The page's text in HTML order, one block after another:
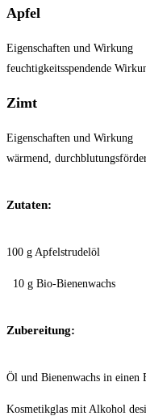
Apfel
Eigenschaften und Wirkung
feuchtigkeitsspendende
Zimt
Eigenschaften und Wirkung
wärmend,
Zutaten:
100 g Apfelstrudelöl
10 g Bio-Bienenwachs
Zubereitung:
Öl und Bienenwachs in einen
Kosmetikglas mit Alkohol